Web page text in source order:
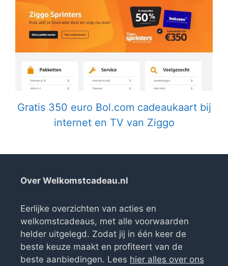
Gratis 350 euro Bol.com cadeaukaart bij
internet en TV van Ziggo
Over Welkomstcadeau.nl
Eerlijke overzichten van acties en
welkomstcadeaus, met alle voorwaarden
helder uitgelegd. Zodat jij in één keer de
beste keuze maakt en profiteert van de
beste aanbiedingen. Lees hier alles over ons